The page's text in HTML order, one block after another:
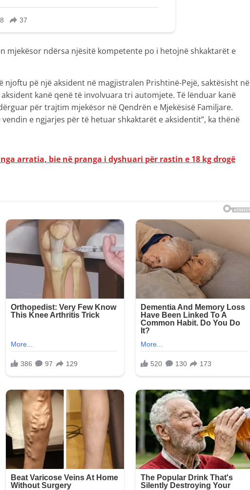
mjekësor ndërsa njësitë kompetente po i hetojnë shkaktarët e
njoftu pë një aksident në magjistralen Prishtinë-Pejë, saktësisht në
kanë qenë të involvuara tri automjete. Të lënduar kanë
për trajtim mjekësor në Qendrën e Mjekësisë Familjare.
e ngjarjes për të hetuar shkaktarët e aksidentit”, ka thënë
arratia, bie në pranga i dyshuari për rastin e 18 kg drogë